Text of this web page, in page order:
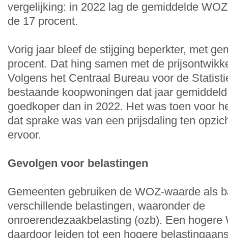
vergelijking: in 2022 lag de gemiddelde
de 17 procent.
Vorig jaar bleef de stijging beperkter, met
procent. Dat hing samen met de
Volgens het Centraal Bureau voor de
bestaande koopwoningen dat jaar
goedkoper dan in 2022. Het was toen voor
dat sprake was van een prijsdaling ten
ervoor.
Gevolgen voor belastingen
Gemeenten gebruiken de WOZ-waarde als
verschillende belastingen, waaronder de
onroerendezaakbelasting (ozb). Een hogere
daardoor leiden tot een hogere